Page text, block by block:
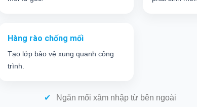
Hàng rào chống mối
Tạo lớp bảo vệ xung quanh công
trình.
Ngăn mối xâm nhập từ bên ngoài